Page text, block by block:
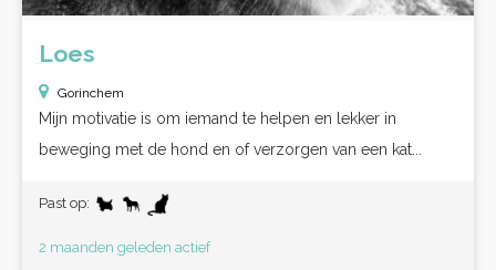
Loes
Gorinchem
Mijn motivatie is om iemand te helpen en lekker in
beweging met de hond en of verzorgen van een kat...
Past op:
2 maanden geleden actief